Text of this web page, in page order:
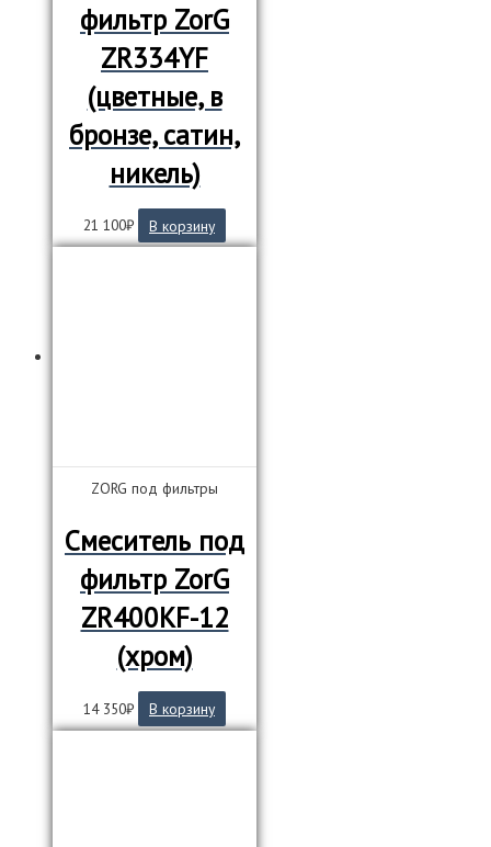
фильтр ZorG
ZR334YF
(цветные, в
бронзе, сатин,
никель)
21 100₽ В корзину
ZORG под фильтры
Смеситель под
фильтр ZorG
ZR400KF-12
(хром)
14 350₽ В корзину